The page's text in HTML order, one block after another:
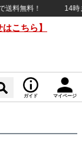
送料無料！ 14時
こちら】
ガイド マイページ